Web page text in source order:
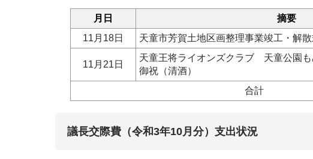
月日 摘要
11月18日
天童市芳賀土地区画整理事業竣工・解
11月21日
天童王将ライオンズクラブ 天童公園
御祝（清酒）
合計
議長交際費（令和3年10月分）支出状況